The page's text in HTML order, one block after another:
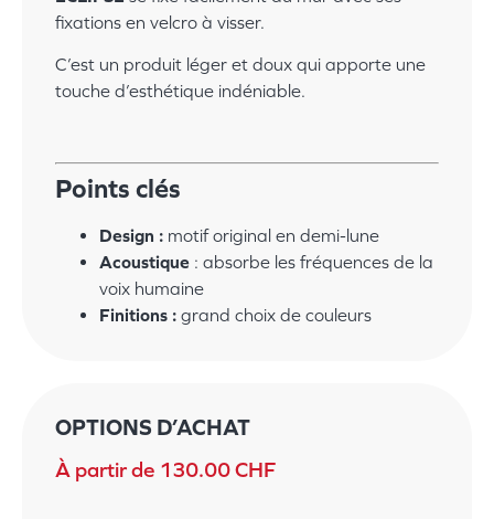
fixations en velcro à visser.
C’est un produit léger et doux qui apporte une
touche d’esthétique indéniable.
Points clés
Design : motif original en demi-lune
Acoustique : absorbe les fréquences de la
voix humaine
Finitions : grand choix de couleurs
OPTIONS D’ACHAT
À partir de 130.00CHF